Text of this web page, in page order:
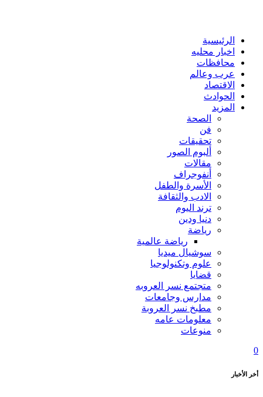
الرئيسية
اخبار محليه
محافظات
عرب وعالم
الاقتصاد
الحوادث
المزيد
الصحة
فن
تحقيقات
ألبوم الصور
مقالات
أنفوجراف
الأسرة والطفل
الادب والثقافة
ترند اليوم
دنيا ودين
رياضة
رياضة عالمية
سوشيال ميديا
علوم وتكنولوجيا
قضايا
متجتمع نسر العروبه
مدارس وجامعات
مطبخ نسر العروبة
معلومات عامه
منوعات
0
أخر الأخبار